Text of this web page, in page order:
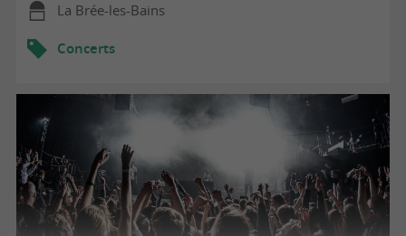
La Brée-les-Bains
Concerts